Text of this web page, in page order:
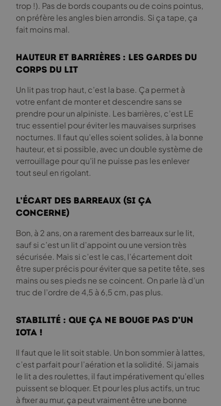
trop !). Pas de bords coupants ou de coins pointus,
on préfère les angles bien arrondis. Si ça tape, ça
fait moins mal.
Hauteur et barrières : les gardes du
corps du lit
Un lit pas trop haut, c’est la base. Ça permet à
votre enfant de monter et descendre sans se
prendre pour un alpiniste. Les barrières, c’est LE
truc essentiel pour éviter les mauvaises surprises
nocturnes. Il faut qu’elles soient solides, à la bonne
hauteur, et si possible, avec un double système de
verrouillage pour qu’il ne puisse pas les enlever
tout seul en rigolant.
L’écart des barreaux (si ça
concerne)
Bon, à 2 ans, on a rarement des barreaux sur le lit,
sauf si c’est un lit d’appoint ou une version très
sécurisée. Mais si c’est le cas, l’écartement doit
être super précis pour éviter que sa petite tête, ses
mains ou ses pieds ne se coincent. On parle là d’un
truc de l’ordre de 4,5 à 6,5 cm, pas plus.
Stabilité : que ça ne bouge pas d’un
iota !
Il faut que le lit soit stable. Un bon sommier à lattes,
c’est parfait pour l’aération et la solidité. Si jamais
le lit a des roulettes, il faut impérativement qu’elles
puissent se bloquer. Et pour les plus actifs, un truc
à fixer au mur, ça peut vraiment être une bonne